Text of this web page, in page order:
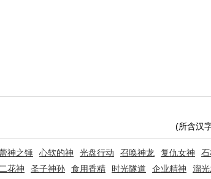
(所含汉
神之锤 心软的神 光盘行动 召唤神龙 复仇女神
花神 圣子神孙 食用香精 时光隧道 企业精神
溜